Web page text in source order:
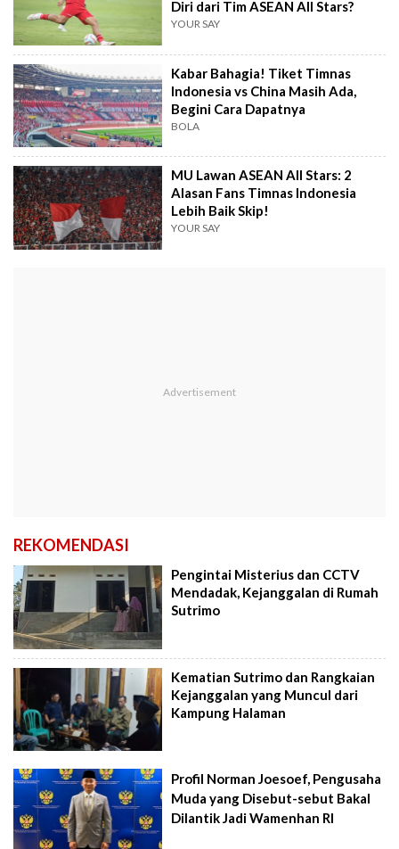
Diri dari Tim ASEAN All Stars?
YOUR SAY
Kabar Bahagia! Tiket Timnas
Indonesia vs China Masih Ada,
Begini Cara Dapatnya
BOLA
MU Lawan ASEAN All Stars: 2
Alasan Fans Timnas Indonesia
Lebih Baik Skip!
YOUR SAY
REKOMENDASI
Pengintai Misterius dan CCTV
Mendadak, Kejanggalan di Rumah
Sutrimo
Kematian Sutrimo dan Rangkaian
Kejanggalan yang Muncul dari
Kampung Halaman
Profil Norman Joesoef, Pengusaha
Muda yang Disebut-sebut Bakal
Dilantik Jadi Wamenhan RI